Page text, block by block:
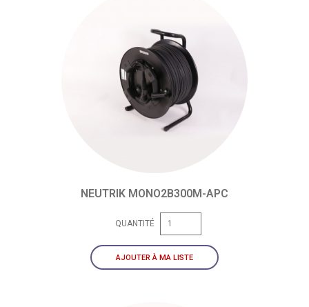
NEUTRIK MONO2B300M-APC
QUANTITÉ
AJOUTER À MA LISTE